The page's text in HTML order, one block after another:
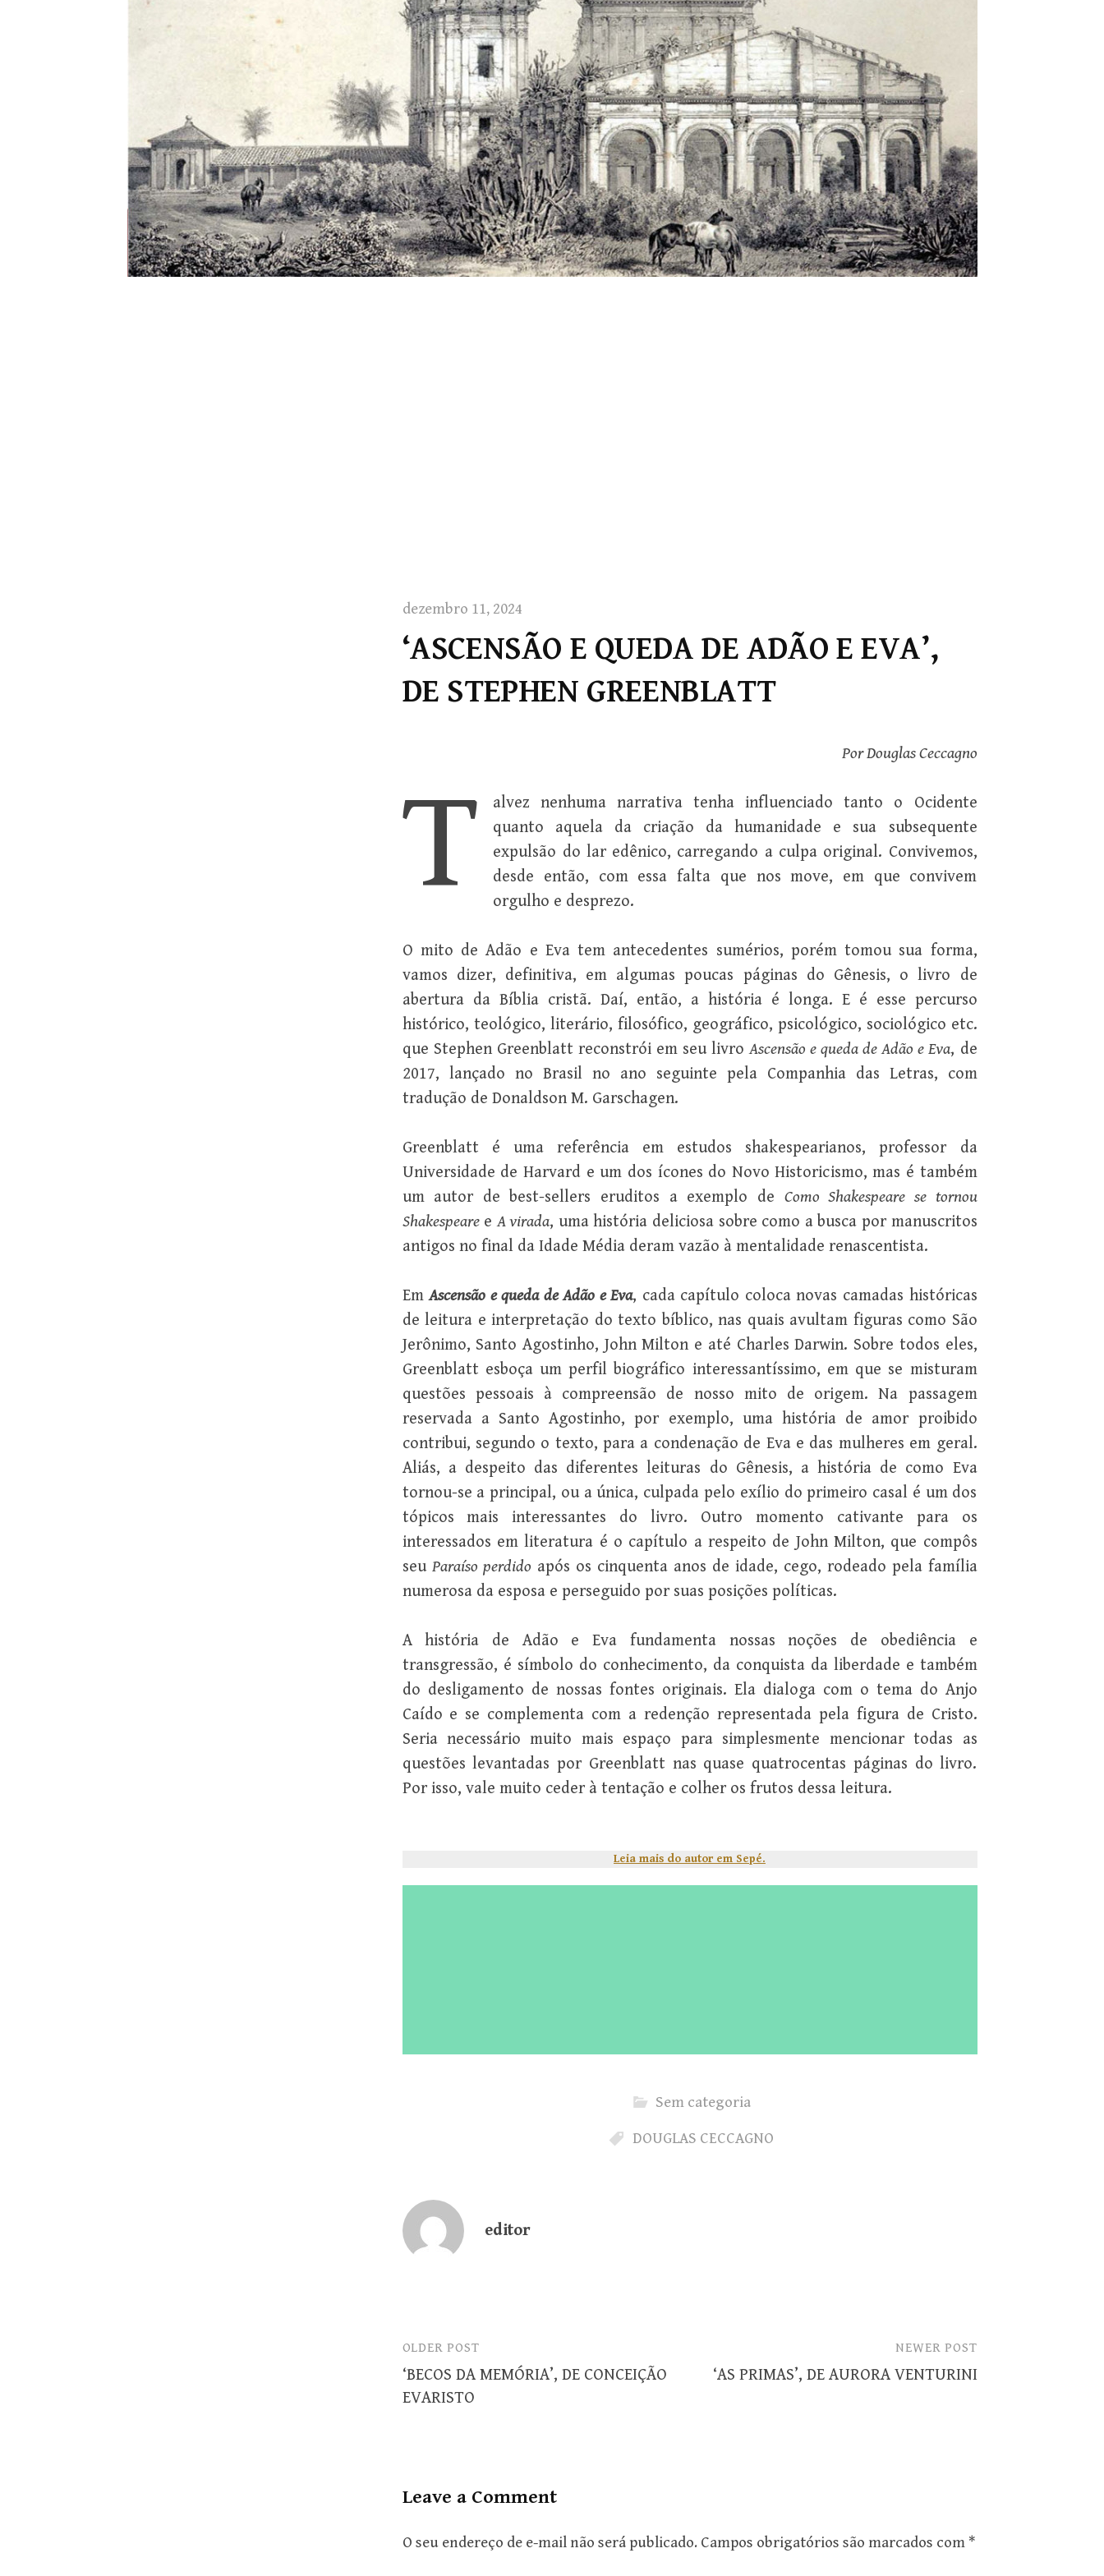
dezembro 11, 2024
‘ASCENSÃO E QUEDA DE ADÃO E EVA’,
DE STEPHEN GREENBLATT
Por Douglas Ceccagno
T
alvez nenhuma narrativa tenha influenciado tanto o Ocidente
quanto aquela da criação da humanidade e sua subsequente
expulsão do lar edênico, carregando a culpa original. Convivemos,
desde então, com essa falta que nos move, em que convivem
orgulho e desprezo.
O mito de Adão e Eva tem antecedentes sumérios, porém tomou sua forma,
vamos dizer, definitiva, em algumas poucas páginas do Gênesis, o livro de
abertura da Bíblia cristã. Daí, então, a história é longa. E é esse percurso
histórico, teológico, literário, filosófico, geográfico, psicológico, sociológico etc.
que Stephen Greenblatt reconstrói em seu livroAscensão e queda de Adão e Eva, de
2017, lançado no Brasil no ano seguinte pela Companhia das Letras, com
tradução de Donaldson M. Garschagen.
Greenblatt é uma referência em estudos shakespearianos, professor da
Universidade de Harvard e um dos ícones do Novo Historicismo, mas é também
um autor de best-sellers eruditos a exemplo de Como Shakespeare se tornou
ShakespeareeA virada, uma história deliciosa sobre como a busca por manuscritos
antigos no final da Idade Média deram vazão à mentalidade renascentista.
EmAscensão e queda de Adão e Eva, cada capítulo coloca novas camadas históricas
de leitura e interpretação do texto bíblico, nas quais avultam figuras como São
Jerônimo, Santo Agostinho, John Milton e até Charles Darwin. Sobre todos eles,
Greenblatt esboça um perfil biográfico interessantíssimo, em que se misturam
questões pessoais à compreensão de nosso mito de origem. Na passagem
reservada a Santo Agostinho, por exemplo, uma história de amor proibido
contribui, segundo o texto, para a condenação de Eva e das mulheres em geral.
Aliás, a despeito das diferentes leituras do Gênesis, a história de como Eva
tornou-se a principal, ou a única, culpada pelo exílio do primeiro casal é um dos
tópicos mais interessantes do livro. Outro momento cativante para os
interessados em literatura é o capítulo a respeito de John Milton, que compôs
seu Paraíso perdido após os cinquenta anos de idade, cego, rodeado pela família
numerosa da esposa e perseguido por suas posições políticas.
A história de Adão e Eva fundamenta nossas noções de obediência e
transgressão, é símbolo do conhecimento, da conquista da liberdade e também
do desligamento de nossas fontes originais. Ela dialoga com o tema do Anjo
Caído e se complementa com a redenção representada pela figura de Cristo.
Seria necessário muito mais espaço para simplesmente mencionar todas as
questões levantadas por Greenblatt nas quase quatrocentas páginas do livro.
Por isso, vale muito ceder à tentação e colher os frutos dessa leitura.
Leia mais do autor em Sepé.
Sem categoria
DOUGLAS CECCAGNO
editor
Post
navigation
OLDER POST
‘BECOS DA MEMÓRIA’, DE CONCEIÇÃO
EVARISTO
NEWER POST
‘AS PRIMAS’, DE AURORA VENTURINI
Leave a Comment
O seu endereço de e-mail não será publicado. Campos obrigatórios são marcados com *